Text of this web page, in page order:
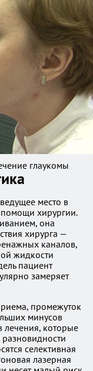
глаукомы
место в
хирургии.
она
хирурга —
каналов,
жидкости
пациент
замеряет
промежуток
минусов
лечения, которые
селективная
лазерная